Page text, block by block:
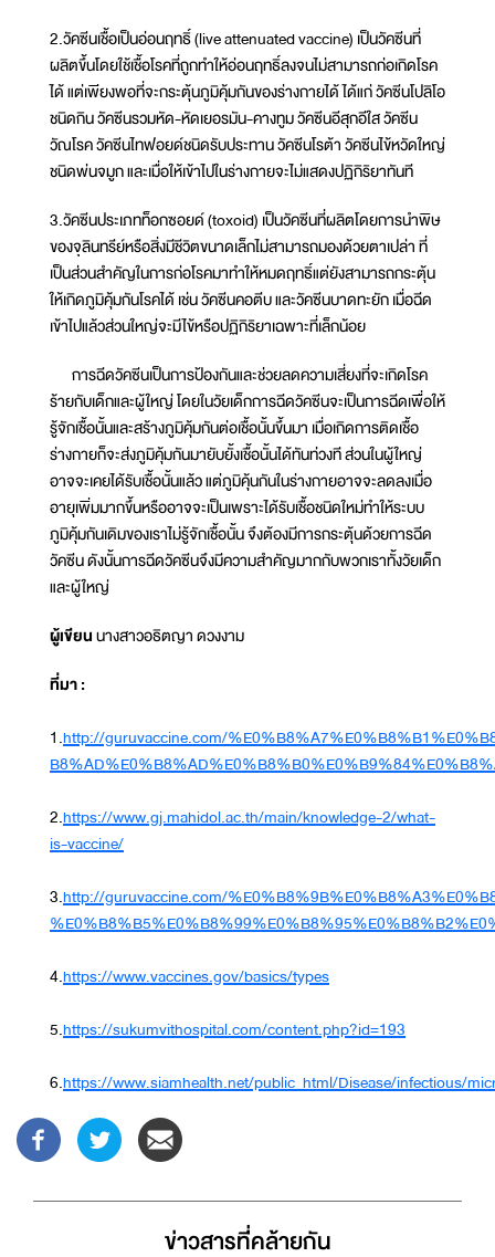
2.วัคซีนเชื้อเป็นอ่อนฤทธิ์ (live attenuated vaccine) เป็นวัคซีนที่
ผลิตขึ้นโดยใช้เชื้อโรคที่ถูกทำให้อ่อนฤทธิ์ลงจนไม่สามารถก่อเกิดโรค
ได้ แต่เพียงพอที่จะกระตุ้นภูมิคุ้มกันของร่างกายได้ ได้แก่ วัคซีนโปลิโอ
ชนิดกิน วัคซีนรวมหัด-หัดเยอรมัน-คางทูม วัคซีนอีสุกอีใส วัคซีน
วัณโรค วัคซีนไทฟอยด์ชนิดรับประทาน วัคซีนโรต้า วัคซีนไข้หวัดใหญ่
ชนิดพ่นจมูก และเมื่อให้เข้าไปในร่างกายจะไม่แสดงปฏิกิริยาทันที
3.วัคซีนประเภทท็อกซอยด์ (toxoid) เป็นวัคซีนที่ผลิตโดยการนำพิษ
ของจุลินทรีย์หรือสิ่งมีชีวิตขนาดเล็กไม่สามารถมองด้วยตาเปล่า ที่
เป็นส่วนสำคัญในการก่อโรคมาทำให้หมดฤทธิ์แต่ยังสามารถกระตุ้น
ให้เกิดภูมิคุ้มกันโรคได้ เช่น วัคซีนคอตีบ และวัคซีนบาดทะยัก เมื่อฉีด
เข้าไปแล้วส่วนใหญ่จะมีไข้หรือปฏิกิริยาเฉพาะที่เล็กน้อย
การฉีดวัคซีนเป็นการป้องกันและช่วยลดความเสี่ยงที่จะเกิดโรค
ร้ายกับเด็กและผู้ใหญ่ โดยในวัยเด็กการฉีดวัคซีนจะเป็นการฉีดเพื่อให้
รู้จักเชื้อนั้นและสร้างภูมิคุ้มกันต่อเชื้อนั้นขึ้นมา เมื่อเกิดการติดเชื้อ
ร่างกายก็จะส่งภูมิคุ้มกันมายับยั้งเชื้อนั้นได้ทันท่วงที ส่วนในผู้ใหญ่
อาจจะเคยได้รับเชื้อนั้นแล้ว แต่ภูมิคุ้นกันในร่างกายอาจจะลดลงเมื่อ
อายุเพิ่มมากขึ้นหรืออาจจะเป็นเพราะได้รับเชื้อชนิดใหม่ทำให้ระบบ
ภูมิคุ้มกันเดิมของเราไม่รู้จักเชื้อนั้น จึงต้องมีการกระตุ้นด้วยการฉีด
วัคซีน ดังนั้นการฉีดวัคซีนจึงมีความสำคัญมากกับพวกเราทั้งวัยเด็ก
และผู้ใหญ่
ผู้เขียนนางสาวอธิตญา ดวงงาม
ที่มา :
1.http://guruvaccine.com/
2.https://www.gj.mahidol.ac.th/main/knowledge-2/what-
is-vaccine/
3.http://guruvaccine.com/
4.https://www.vaccines.gov/basics/types
5.https://sukumvithospital.com/content.php?id=193
6.https://www.siamhealth.net/public_html/Disease/infectious/
ข่าวสารที่่คล้ายกัน